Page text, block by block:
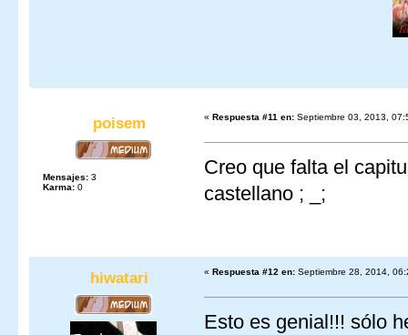
poisem
Mensajes: 3
Karma: 0
« Respuesta #11 en: Septiembre 03, 2013,
Creo que falta el
castellano ; _;
hiwatari « Respuesta #12 en: Septiembre 28, 2014,
Esto es genial!!! sólo